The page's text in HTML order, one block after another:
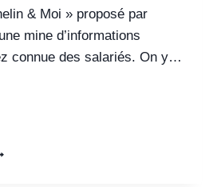
& Moi » proposé par
mine d’informations
connue des salariés. On y…